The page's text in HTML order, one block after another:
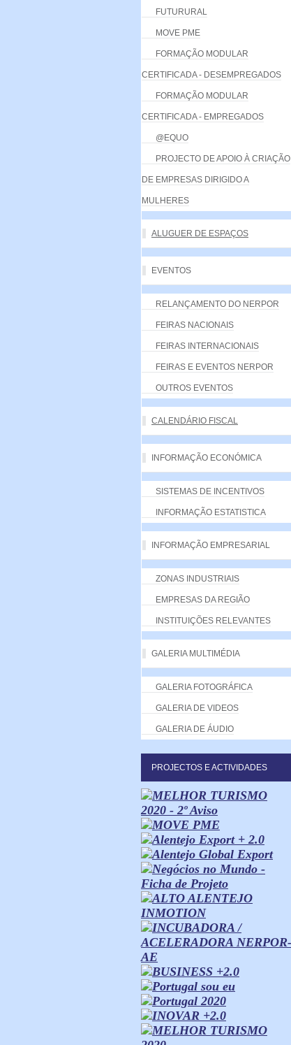
FUTURURAL
MOVE PME
FORMAÇÃO MODULAR
CERTIFICADA - DESEMPREGADOS
FORMAÇÃO MODULAR
CERTIFICADA - EMPREGADOS
@EQUO
PROJECTO DE APOIO À CRIAÇÃO
DE EMPRESAS DIRIGIDO A
MULHERES
ALUGUER DE ESPAÇOS
EVENTOS
RELANÇAMENTO DO NERPOR
FEIRAS NACIONAIS
FEIRAS INTERNACIONAIS
FEIRAS E EVENTOS NERPOR
OUTROS EVENTOS
CALENDÁRIO FISCAL
INFORMAÇÃO ECONÓMICA
SISTEMAS DE INCENTIVOS
INFORMAÇÃO ESTATISTICA
INFORMAÇÃO EMPRESARIAL
ZONAS INDUSTRIAIS
EMPRESAS DA REGIÃO
INSTITUIÇÕES RELEVANTES
GALERIA MULTIMÉDIA
GALERIA FOTOGRÁFICA
GALERIA DE VIDEOS
GALERIA DE ÁUDIO
PROJECTOS E ACTIVIDADES